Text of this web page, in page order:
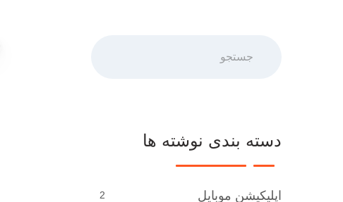
دسته بندی نوشته ها
2 اپلیکیشن موبایل